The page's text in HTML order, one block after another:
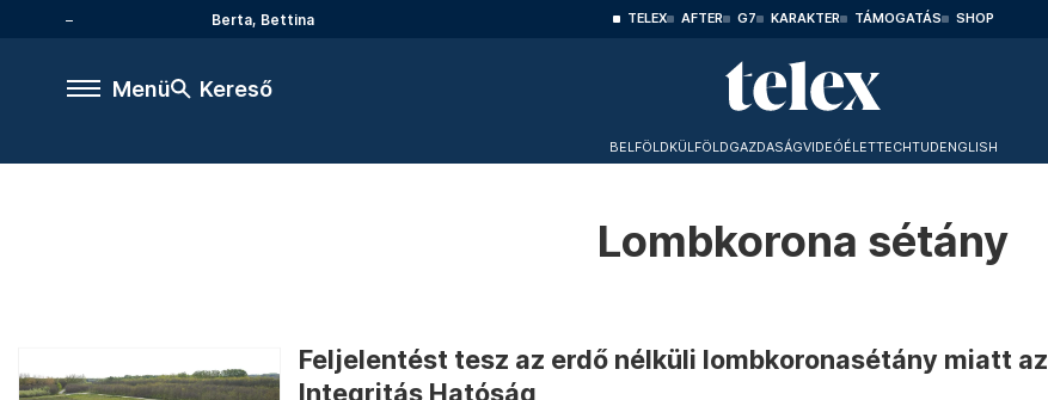
Berta, Bettina TELEX AFTER G7 KARAKTER TÁMOGATÁS SHOP
Menü Kereső
BELFÖLDKÜLFÖLDGAZDASÁGVIDEÓÉLETTECHTUDENGLISH
Lombkorona sétány
Feljelentést tesz az erdő nélküli lombkoronasétány miatt az
Integritás Hatóság